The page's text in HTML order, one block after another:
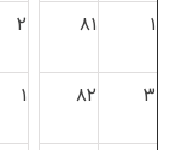
۱ ۸۱ ۲
۳ ۸۲ ۱